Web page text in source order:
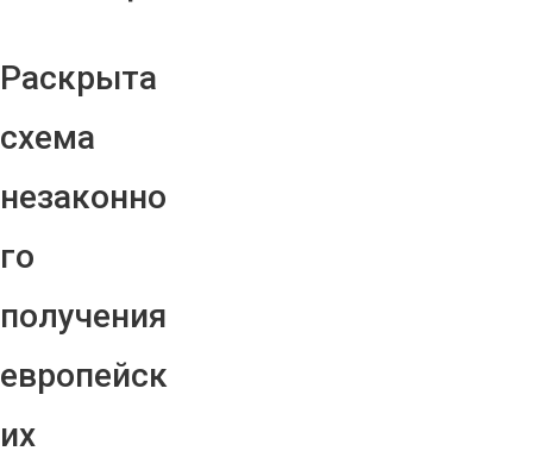
Раскрыта
схема
незаконно
го
получения
европейск
их